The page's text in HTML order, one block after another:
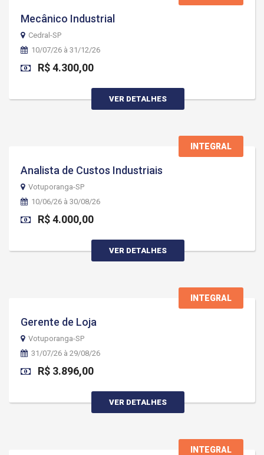
Mecânico Industrial
Cedral-SP
10/07/26 à 31/12/26
R$ 4.300,00
VER DETALHES
INTEGRAL
Analista de Custos Industriais
Votuporanga-SP
10/06/26 à 30/08/26
R$ 4.000,00
VER DETALHES
INTEGRAL
Gerente de Loja
Votuporanga-SP
31/07/26 à 29/08/26
R$ 3.896,00
VER DETALHES
INTEGRAL